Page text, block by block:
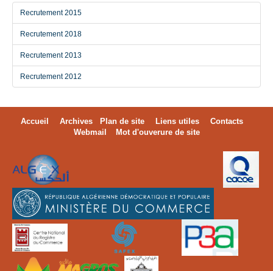
Recrutement 2015
Recrutement 2018
Recrutement 2013
Recrutement 2012
Accueil Archives Plan de site Liens utiles
Contacts
Webmail
Mot d'ouverure de site